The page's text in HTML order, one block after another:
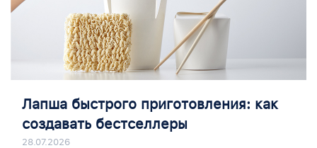
Лапша быстрого приготовления: как
создавать бестселлеры
28.07.2026